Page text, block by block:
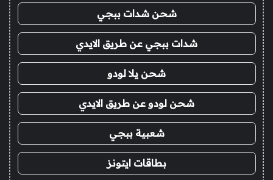
شحن شدات ببجي
شدات ببجي عن طريق الايدي
شحن يلا لودو
شحن لودو عن طريق الايدي
شعبية ببجي
بطاقات ايتونز